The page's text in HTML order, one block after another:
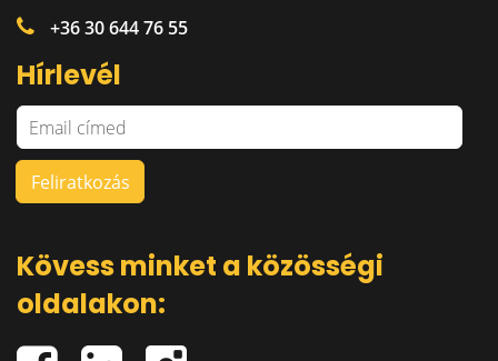
+36 30 644 76 55
Hírlevél
Kövess minket a közösségi
oldalakon: